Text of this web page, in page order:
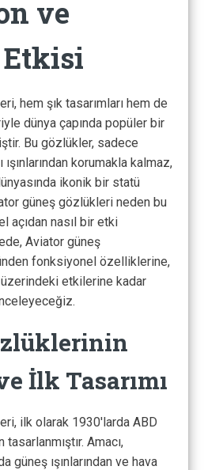
ve
hem şık tasarımları hem de
dünya çapında popüler bir
Bu gözlükler, sadece
korumakla kalmaz,
ikonik bir statü
güneş gözlükleri neden bu
açıdan nasıl bir etki
Aviator güneş
fonksiyonel özelliklerine,
etkilerine kadar
İlk Tasarımı
ilk olarak 1930'larda ABD
Amacı,
güneş ışınlarından ve hava